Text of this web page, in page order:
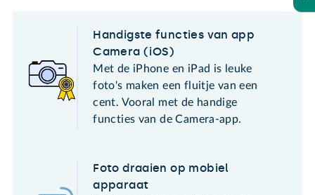
Handigste functies van app
Camera (iOS)
Met de iPhone en iPad is leuke
foto's maken een fluitje van een
cent. Vooral met de handige
functies van de Camera-app.
Foto draaien op mobiel
apparaat